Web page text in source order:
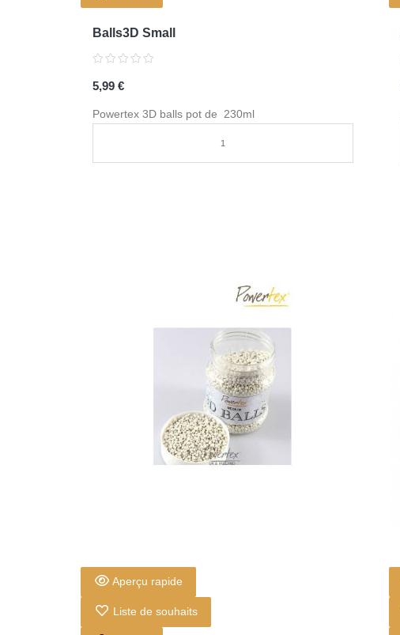
Balls3D Small
5,99 €
Powertex 3D balls pot de 230ml
Aperçu rapide
Liste de souhaits